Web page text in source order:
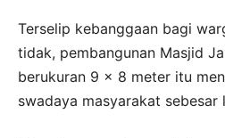
Terselip kebanggaan bagi
tidak, pembangunan Masjid
berukuran 9 x 8 meter itu
swadaya masyarakat sebesar